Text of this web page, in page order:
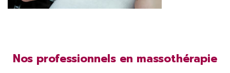
Nos professionnels en massothérapie